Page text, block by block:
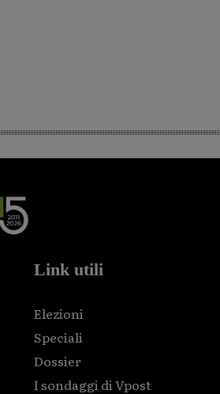
Link utili
Elezioni
Speciali
Dossier
I sondaggi di Vpost